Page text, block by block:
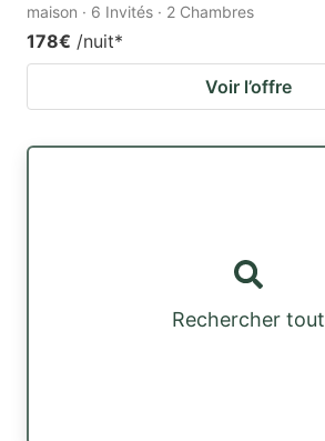
maison · 6 Invités · 2 Chambres
178€ /nuit*
Voir l’offre
Rechercher tout